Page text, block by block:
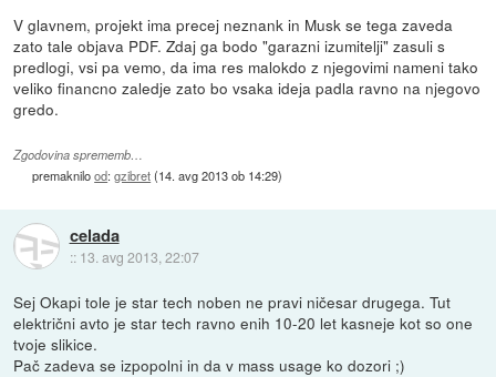
V glavnem, projekt ima precej neznank in Musk se tega zaveda
zato tale objava PDF. Zdaj ga bodo "garazni izumitelji" zasuli s
predlogi, vsi pa vemo, da ima res malokdo z njegovimi nameni tako
veliko financno zaledje zato bo vsaka ideja padla ravno na njegovo
gredo.
Zgodovina sprememb…
premaknilood:gzibret(14. avg 2013 ob 14:29)
celada
:: 13. avg 2013, 22:07
Sej Okapi tole je star tech noben ne pravi ničesar drugega. Tut
električni avto je star tech ravno enih 10-20 let kasneje kot so one
tvoje slikice.
Pač zadeva se izpopolni in da v mass usage ko dozori ;)